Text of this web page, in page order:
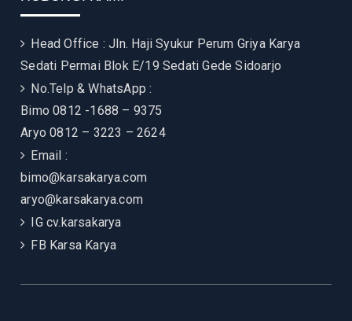
Head Office : Jln. Haji Syukur Perum Griya Karya
Sedati Permai Blok E/19 Sedati Gede Sidoarjo
No.Telp & WhatsApp :
Bimo 0812 -1688 – 9375
Aryo 0812 – 3223 – 2624
Email :
bimo@karsakarya.com
aryo@karsakarya.com
IGcv.karsakarya
FB Karsa Karya